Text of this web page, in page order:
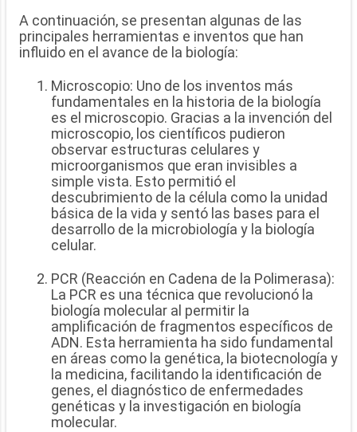
A continuación, se presentan algunas de las
principales herramientas e inventos que han
influido en el avance de la biología:
Microscopio: Uno de los inventos más
fundamentales en la historia de la biología
es el microscopio. Gracias a la invención del
microscopio, los científicos pudieron
observar estructuras celulares y
microorganismos que eran invisibles a
simple vista. Esto permitió el
descubrimiento de la célula como la unidad
básica de la vida y sentó las bases para el
desarrollo de la microbiología y la biología
celular.
PCR (Reacción en Cadena de la Polimerasa):
La PCR es una técnica que revolucionó la
biología molecular al permitir la
amplificación de fragmentos específicos de
ADN. Esta herramienta ha sido fundamental
en áreas como la genética, la biotecnología y
la medicina, facilitando la identificación de
genes, el diagnóstico de enfermedades
genéticas y la investigación en biología
molecular.